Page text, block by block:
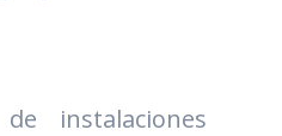
instalaciones